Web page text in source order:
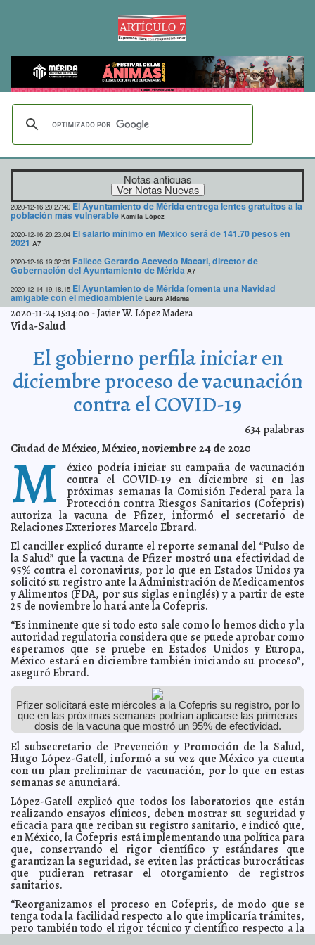
Notas antiguas
2020-12-16 20:27:40 El Ayuntamiento de Mérida entrega lentes gratuitos a la
población más vulnerable Kamila López
2020-12-16 20:23:04 El salario mínimo en Mexico será de 141.70 pesos en
2021 A7
2020-12-16 19:32:31 Fallece Gerardo Acevedo Macari, director de
Gobernación del Ayuntamiento de Mérida A7
2020-12-14 19:18:15 El Ayuntamiento de Mérida fomenta una Navidad
amigable con el medioambiente Laura Aldama
2020-12-12 09:57:37 Agotadas, enfermeras miran con tristeza la indolencia
de la gente ante el COVID-19
2020-12-09 15:58:14 Mérida y Sarasota ratifican su hermanamiento con
miras a nuevos intercambios y a fortalecer su apoyo mutuo, indica el
alcalde Renán Barrera Claudia Sofía Gómez Infante
Anuncia Grupo KUO la reconstrucción de planta
procesadora “Sahé” de Kekén, en Tixpéual Jorge Armando León Borges
Subraya IMSS Yucatán importancia de contar en casa
2020-12-09 15:01:08 Paradoja climática en México: sequía e inundaciones
2020-12-09 14:55:34 Estados Unidos reporta seis voluntarios fallecidos
durante ensayo clínico de la vacuna Pfizer BioNTech Carmen Alicia Briceño
Sánchez
2020-12-09 14:51:41 Sufren reacción alérgica dos personas de Gran
Bretaña tras recibir vacuna Laura Aldama
Ofrece IMSS Yucatán curso en línea: "Cuidando tu
corazón: hipertensión" Kamila López
2020-12-08 11:13:34 Reino Unido inicia vacunación masiva contra el Covid-
19; una mujer de 90 años fue la primera inmunizada Claudia Sofía Gómez
Infante
2020-12-06 17:56:35 Con conmovedor video, Marvel presentó su nuevo
cómic de enfermeras vs Covid-19 Laura Aldama
2020-12-06 17:44:59 Tianguis de Mérida, reanudan actividades este lunes 7
de diciembre Kamila López
2020-12-05 10:34:43 Desarrollará IMSS aplicativo para facilitar captura y
entrega de la Incapacidad Temporal para el Trabajo Jorge Armando León
Borges
2020-12-04 09:20:17 AMLO pide a ciudadanos quedarse en casa durante
fiestas decembrinas A7
2020-12-03 16:16:21 El Ayuntamiento realiza un trabajo constante para
fortalecer la seguridad en Mérida, asegura el alcalde Renán Barrera
Concha
2020-12-03 14:15:29 Dióxido de Cloro, antídoto efectivo contra COVID-19 A7
2020-12-02 13:43:12 Desaparece un millón de negocios en 17 meses: INEGI
Juan Francisco del Toral
2020-12-02 07:24:13 Profeco alerta nuevamente sobre riesgos de comprar
boletos de avión de Interjet Carmen Alicia Briceño Sánchez
2020-12-02 07:07:43 Reino Unido es el primer país que aprueba la vacuna
de Pfizer contra el coronavirus Jorge Armando León Borges
2020-12-02 06:28:05 Mérida inicia oficialmente la temporada navideña con el
encendido del árbol del remate de Paseo de Montejo Kamila López
2020-12-02 06:21:30 México otra vez por encima de las 800 muertes diarias
por COVID-19; inicia diciembre con más de 106 mil defunciones
2020-11-30 20:50:06 Realizan en Yucatán ensayos clínicos globales de
vacuna contra el Coronavirus Laura Aldama
El Ayuntamiento pone en marcha el Operativo
2020-11-24 15:14:00 -Javier W. López Madera
Vida-Salud
El gobierno perfila iniciar en
diciembre proceso de vacunación
contra el COVID-19
634palabras
Ciudad de México, México, noviembre 24 de 2020
M éxico podría iniciar su campaña de vacunación
contra el COVID-19 en diciembre si en las
próximas semanas la Comisión Federal para la
Protección contra Riesgos Sanitarios (Cofepris)
autoriza la vacuna de Pfizer, informó el secretario de
Relaciones Exteriores Marcelo Ebrard.
El canciller explicó durante el reporte semanal del “Pulso de
la Salud” que la vacuna de Pfizer mostró una efectividad de
95% contra el coronavirus, por lo que en Estados Unidos ya
solicitó su registro ante la Administración de Medicamentos
y Alimentos (FDA, por sus siglas en inglés) y a partir de este
25 de noviembre lo hará ante la Cofepris.
“Es inminente que si todo esto sale como lo hemos dicho y la
autoridad regulatoria considera que se puede aprobar como
esperamos que se pruebe en Estados Unidos y Europa,
México estará en diciembre también iniciando su proceso”,
aseguró Ebrard.
Pfizer solicitará este miércoles a la Cofepris su registro, por lo
que en las próximas semanas podrían aplicarse las primeras
dosis de la vacuna que mostró un 95% de efectividad.
El subsecretario de Prevención y Promoción de la Salud,
Hugo López-Gatell, informó a su vez que México ya cuenta
con un plan preliminar de vacunación, por lo que en estas
semanas se anunciará.
López-Gatell explicó que todos los laboratorios que están
realizando ensayos clínicos, deben mostrar su seguridad y
eficacia para que reciban su registro sanitario, e indicó que,
en México, la Cofepris está implementando una política para
que, conservando el rigor científico y estándares que
garantizan la seguridad, se eviten las prácticas burocráticas
que pudieran retrasar el otorgamiento de registros
sanitarios.
“Reorganizamos el proceso en Cofepris, de modo que se
tenga toda la facilidad respecto a lo que implicaría trámites,
pero también todo el rigor técnico y científico respecto a la
garantía en seguridad y eficacia”.